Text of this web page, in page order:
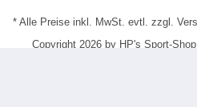
* Alle Preise inkl. MwSt. evtl. zzgl.
Copyright 2026 by HP's Sport-Shop